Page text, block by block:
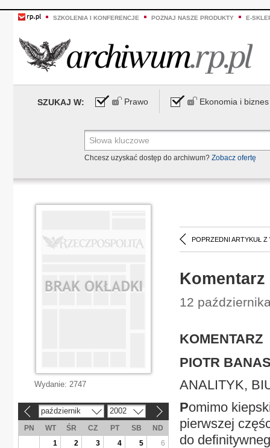
SZKOLENIA I KONFERENCJE POZNAJ NASZE PRODUKTY E-
SZUKAJ W: Prawo Ekonomia i biznes
Chcesz uzyskać dostęp do archiwum? Zobacz ofertę
POPRZEDNI ARTYKUŁ Z
Komentarz
12
KOMENTARZ
PIOTR
ANALITYK,
Pomimo
pierwszej
do
Wydanie: 2747
październik 2002
PN WT ŚR CZ PT SB
ND
1
2 3 4 5
6